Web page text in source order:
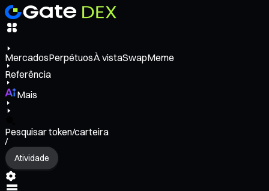
MercadosPerpétuosÀ vistaSwapMeme
Referência
Mais
Pesquisar token/carteira
/
Atividade